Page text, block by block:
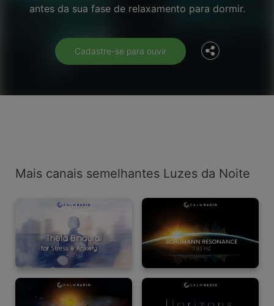
antes da sua fase de relaxamento para dormir.
Cadastre-se para ouvir
Twitter
Mais canais semelhantes Luzes da Noite